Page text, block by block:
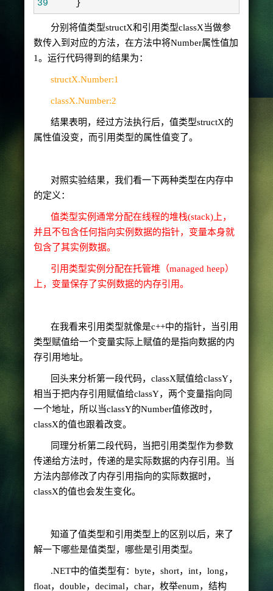
39
    }
分别将值类型structX和引用类型classX当做参
数传入到对应的方法，在方法中将Number属性值加
1。运行代码得到的结果为：
structX.Number:1
classX.Number:2
结果表明，经过方法执行后，值类型structX的
属性值没变，而引用类型的属性值变了。
对照实验结果，我们看一下两种类型在内存中
的定义：
值类型实例通常分配在线程的堆栈(stack) 上，
并且不包含任何指向实例数据的指针，变量本身就
包含了其实例数据。
引用类型实例分配在托管堆（managed heep）
上，变量保存了实例数据的内存引用。
在我看来引用类型就像是c++中的指针，当引用
类型赋值给一个变量实际上赋值的是指向数据的内
存引用地址。
回头来分析第一段代码， classX赋值给classY，
相当于把内存引用赋值给classY，两个变量指向同
一个地址，所以当classY的Number值修改时，
classX的值也跟着改变。
同理分析第二段代码，当把引用类型作为参数
传递给方法时，传递的是实际数据的内存引用。当
方法内部修改了内存引用指向的实际数据时，
classX的值也会发生变化。
知道了值类型和引用类型上的区别以后，来了
解一下哪些是值类型，哪些是引用类型。
.NET中的值类型有： byte， short， int， long，
float， double， decimal， char，枚举enum，结构